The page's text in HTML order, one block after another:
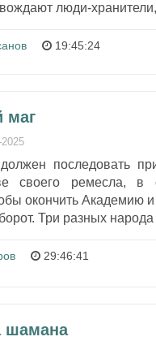
люди-
19:45:24
маг
последовать
своего ремесла, в
окончить Академию
Три разных народа
29:46:41
шамана